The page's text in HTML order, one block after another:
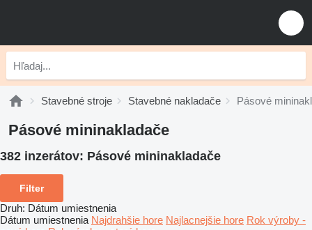
Stavebné stroje Stavebné nakladače Pásové
Pásové mininakladače
382 inzerátov: Pásové mininakladače
Filter
Druh: Dátum umiestnenia
Dátum umiestnenia Najdrahšie hore Najlacnejšie hore Rok výroby -